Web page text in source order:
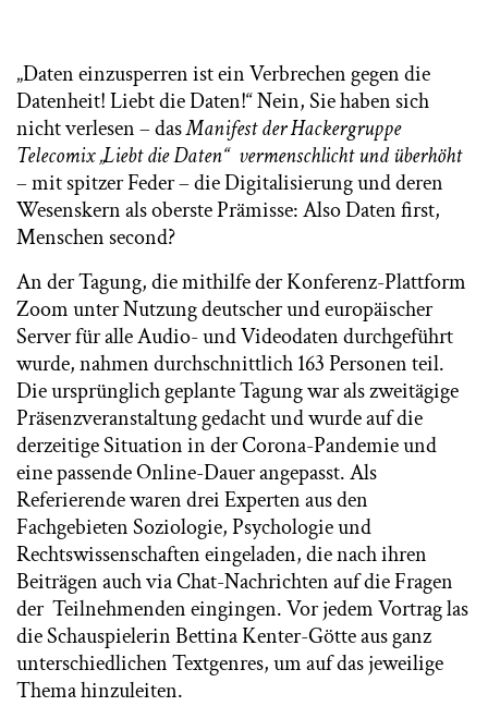
„Daten einzusperren ist ein Verbrechen gegen die
Datenheit! Liebt die Daten!“ Nein, Sie haben sich
nicht verlesen – dasManifest der Hackergruppe
Telecomix „Liebt die Daten“ vermenschlicht und überhöht
– mit spitzer Feder – die Digitalisierung und deren
Wesenskern als oberste Prämisse: Also Daten first,
Menschen second?
An der Tagung, die mithilfe der Konferenz-Plattform
Zoom unter Nutzung deutscher und europäischer
Server für alle Audio- und Videodaten durchgeführt
wurde, nahmen durchschnittlich 163 Personen teil.
Die ursprünglich geplante Tagung war als zweitägige
Präsenzveranstaltung gedacht und wurde auf die
derzeitige Situation in der Corona-Pandemie und
eine passende Online-Dauer angepasst. Als
Referierende waren drei Experten aus den
Fachgebieten Soziologie, Psychologie und
Rechtswissenschaften eingeladen, die nach ihren
Beiträgen auch via Chat-Nachrichten auf die Fragen
der Teilnehmenden eingingen. Vor jedem Vortrag las
die Schauspielerin Bettina Kenter-Götte aus ganz
unterschiedlichen Textgenres, um auf das jeweilige
Thema hinzuleiten.